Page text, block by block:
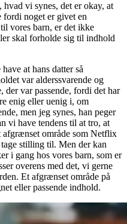
vi synes, det er okay, at
noget er givet en
vores barn, er det ikke
skal forholde sig til indhold
at hans datter så
var alderssvarende og
var passende, fordi det har
enig eller uenig i, om
men jeg synes, han peger
vi have tendens til at tro, at
område som Netflix
stilling til. Men der kan
i gang hos vores barn, som er
overens med det, vi gerne
Et afgrænset område på
eller passende indhold.